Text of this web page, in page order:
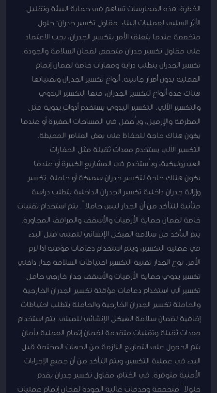
الخطرة. هذه الممارسات تساهم في حماية البيئة وتقليل
الأثر السلبي لعمليات البناء. مقاول تكسير جدران: حلول
متخصصة عندما يتعلق الأمر بتكسير الجدران، يجب الاعتماد
على مقاول تكسير جدران متخصص لضمان السلامة والجودة.
تكسير الجدران يتطلب دراية ومهارات خاصة لضمان إتمام
العملية بدون أضرار جانبية. أنواع تكسير الجدران وتقنياتها
هناك عدة أنواع لتكسير الجدران، منها التكسير اليدوي
والتكسير الآلي. التكسير اليدوي يستخدم أدوات يدوية مثل
المطرقة والإزميل، ويُفضل في المساحات الصغيرة أو عندما
يكون هناك حاجة للحفاظ على بعض العناصر المحيطة.
التكسير الآلي يستخدم معدات ثقيلة مثل الحفارات
الهيدروليكية، ويُستخدم في المشاريع الكبيرة أو عندما
يكون هناك حاجة لتكسير جدران سميكة أو حاملة. تكسير
وإزالة جدران داخلية تكسير الجدران الداخلية يتطلب دراسة
متأنية للتأكد من أن الجدار ليس حاملاً. يتم استخدام تقنيات
خاصة لضمان حماية الأرضيات والأسقف والمرافق المجاورة.
يتم التأكد من سلامة الهيكل الإنشائي للمبنى قبل البدء
في عملية التكسير، ويتم استخدام دعامات مؤقتة إذا لزم
الأمر. نوع الجدار تقنية التكسير احتياطات السلامة جدار داخلي
تكسير يدوي حماية الأرضيات والأسقف جدار خارجي حامل
تكسير آلي استخدام دعامات مؤقتة تكسير الجدران الخارجية
والحاملة تكسير الجدران الخارجية والحاملة يتطلب احتياطات
إضافية لضمان سلامة الهيكل الإنشائي للمبنى. يتم استخدام
معدات ثقيلة وتقنيات متقدمة لضمان إتمام العملية بأمان.
يتم الحصول على التصاريح اللازمة من الجهات المختصة قبل
البدء في عملية التكسير، ويتم التأكد من أن جميع الإجراءات
الأمنية متوفرة. في الختام، مقاول تكسير جدران يقدم
حلولاً متخصصة وخدمات عالية الجودة لضمان إتمام عمليات